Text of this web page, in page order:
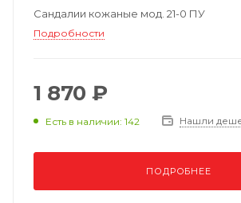
Сандалии кожаные мод. 21-0 ПУ
Подробности
1 870 ₽
Есть в наличии: 142 Нашли
ПОДРОБНЕЕ